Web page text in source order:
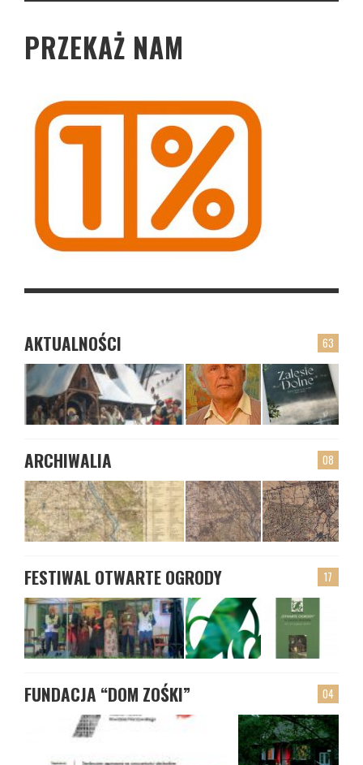
PRZEKAŻ NAM
63
AKTUALNOŚCI
08
ARCHIWALIA
17
FESTIWAL OTWARTE OGRODY
04
FUNDACJA “DOM ZOŚKI”